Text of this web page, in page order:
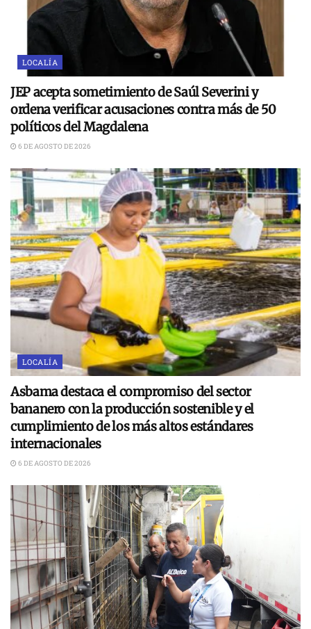
LOCALÍA
JEP acepta sometimiento de Saúl Severini y
ordena verificar acusaciones contra más de 50
políticos del Magdalena
6 DE AGOSTO DE 2026
LOCALÍA
Asbama destaca el compromiso del sector
bananero con la producción sostenible y el
cumplimiento de los más altos estándares
internacionales
6 DE AGOSTO DE 2026